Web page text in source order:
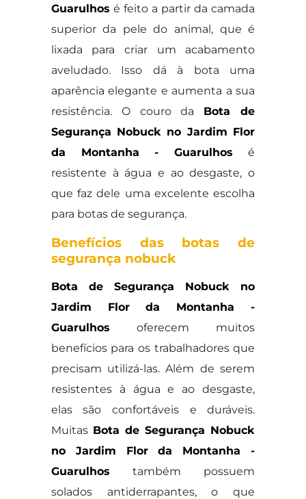
Guarulhos é feito a partir da camada
superior da pele do animal, que é
lixada para criar um acabamento
aveludado. Isso dá à bota uma
aparência elegante e aumenta a sua
resistência. O couro da Bota de
Segurança Nobuck no Jardim Flor
da Montanha - Guarulhos é
resistente à água e ao desgaste, o
que faz dele uma excelente escolha
para botas de segurança.
Benefícios das botas de
segurança nobuck
Bota de Segurança Nobuck no
Jardim Flor da Montanha -
Guarulhos oferecem muitos
benefícios para os trabalhadores que
precisam utilizá-las. Além de serem
resistentes à água e ao desgaste,
elas são confortáveis e duráveis.
Muitas Bota de Segurança Nobuck
no Jardim Flor da Montanha -
Guarulhos também possuem
solados antiderrapantes, o que